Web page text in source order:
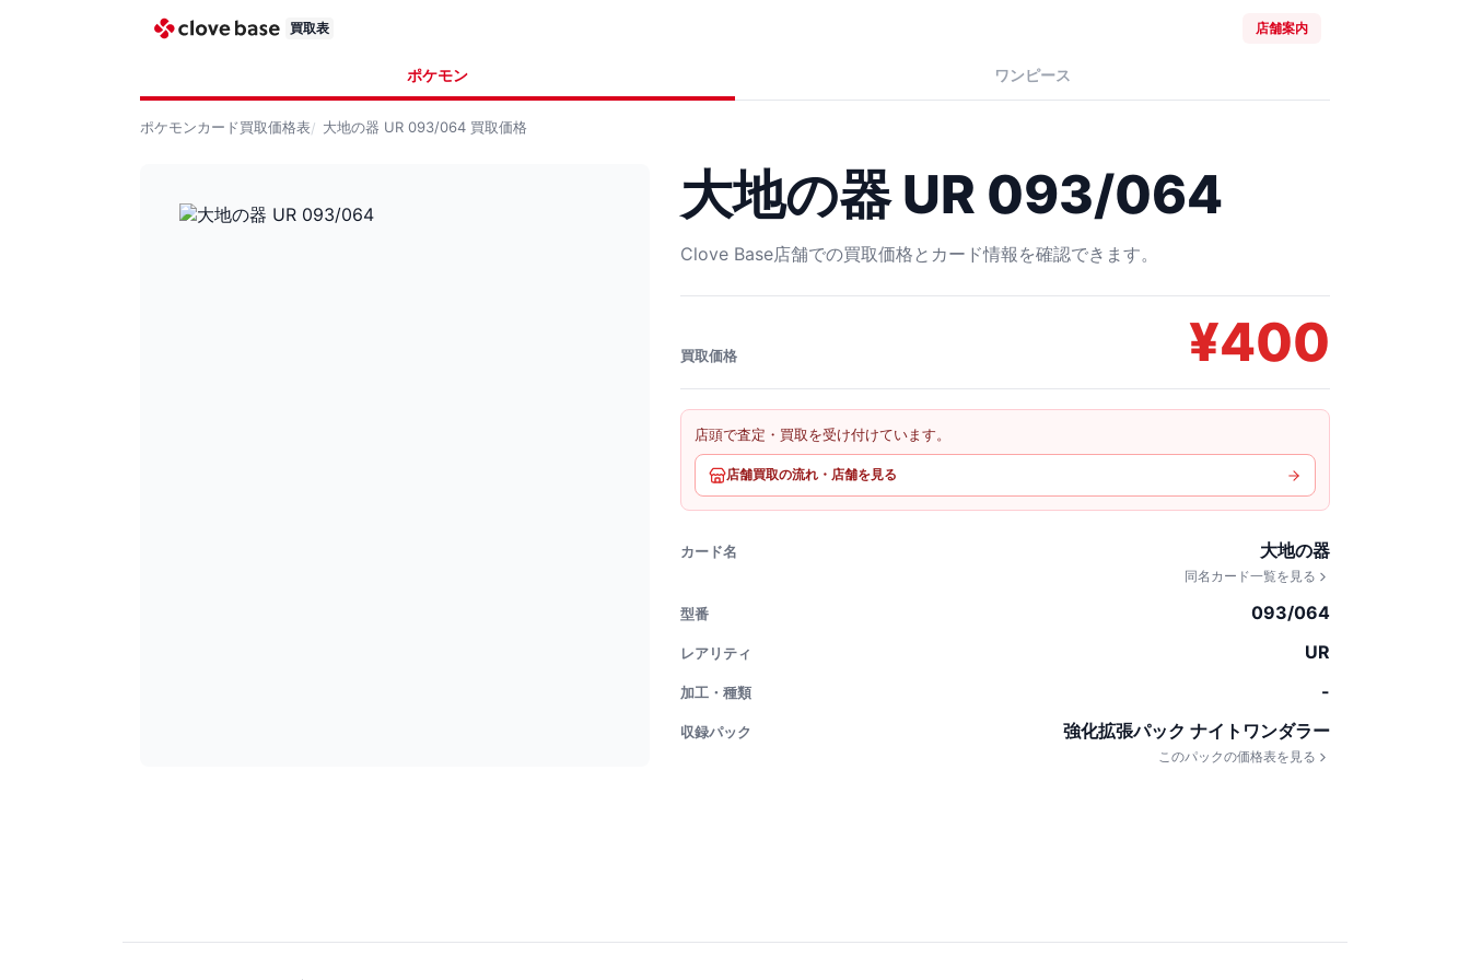
買取表 店舗案内
ポケモン ワンピース
ポケモンカード買取価格表 大地の器 UR 093/064 買取価格
大地の器 UR 093/064
Clove Base店舗での買取価格とカード情報を確認できます。
買取価格 ¥400
店頭で査定・買取を受け付けています。
店舗買取の流れ・店舗を見る
カード名 大地の器
同名カード一覧を見る
型番 093/064
レアリティ UR
加工・種類 -
収録パック 強化拡張パック ナイトワンダラー
このパックの価格表を見る